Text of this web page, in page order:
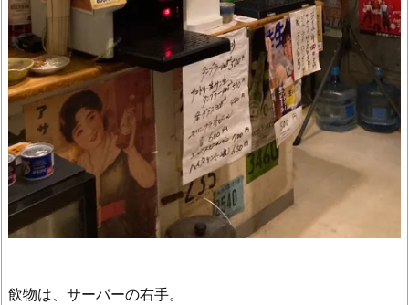
飲物は、サーバーの右手。